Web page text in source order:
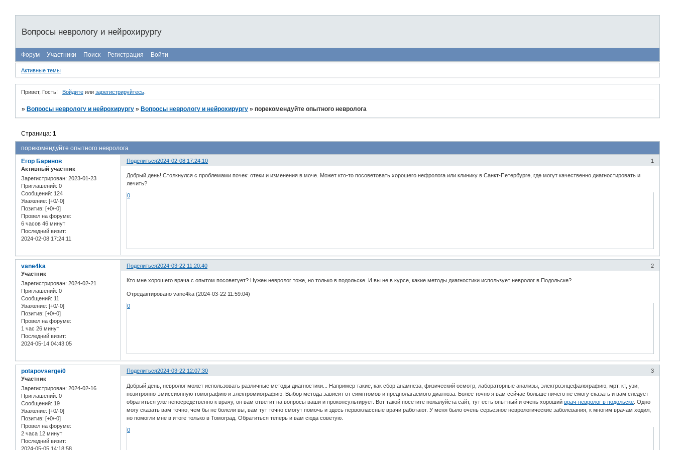
Вопросы неврологу и нейрохирургу
Форум Участники Поиск Регистрация Войти
Активные темы
Привет, Гость! Войдитеили зарегистрируйтесь.
» Вопросы неврологу и нейрохирургу » Вопросы неврологу и нейрохирургу »порекомендуйте опытного невролога
порекомендуйте опытного невролога
Страница:1
Поделиться 1
2024-02-08 17:24:10
Егор Баринов
Активный участник
Зарегистрирован: 2023-01-23
Приглашений: 0
Сообщений: 124
Уважение: [+0/-0]
Позитив: [+0/-0]
Провел на форуме:
6 часов 46 минут
Последний визит:
2024-02-08 17:24:11
Добрый день! Столкнулся с проблемами почек: отеки и изменения в моче. Может кто-то посоветовать хорошего нефролога или клинику в Санкт-Петербурге, где могут качественно диагностировать и
лечить?
0
Поделиться 2
2024-03-22 11:20:40
vane4ka
Участник
Зарегистрирован: 2024-02-21
Приглашений: 0
Сообщений: 11
Уважение: [+0/-0]
Позитив: [+0/-0]
Провел на форуме:
1 час 26 минут
Последний визит:
2024-05-14 04:43:05
Кто мне хорошего врача с опытом посоветует? Нужен невролог тоже, но только в подольске. И вы не в курсе, какие методы диагностики использует невролог в Подольске?
Отредактировано vane4ka (2024-03-22 11:59:04)
0
Поделиться 3
2024-03-22 12:07:30
potapovsergei0
Участник
Зарегистрирован: 2024-02-16
Приглашений: 0
Сообщений: 19
Уважение: [+0/-0]
Позитив: [+0/-0]
Провел на форуме:
2 часа 12 минут
Последний визит:
2024-05-05 14:18:58
Добрый день, невролог может использовать различные методы диагностики... Например такие, как сбор анамнеза, физический осмотр, лабораторные анализы, электроэнцефалографию, мрт, кт, узи,
позитронно-эмиссионную томографию и электромиографию. Выбор метода зависит от симптомов и предполагаемого диагноза. Более точно я вам сейчас больше ничего не смогу сказать и вам следует
обратиться уже непосредственно к врачу, он вам ответит на вопросы ваши и проконсультирует. Вот такой посетите пожалуйста сайт, тут есть опытный и очень хорошийврач-невролог в подольске . Одно
могу сказать вам точно, чем бы не болели вы, вам тут точно смогут помочь и здесь первоклассные врачи работают. У меня было очень серьезное неврологические заболевания, к многим врачам ходил,
но помогли мне в итоге только в Томоград. Обратиться теперь и вам сюда советую.
0